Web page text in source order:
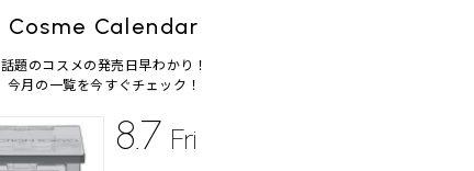
Cosme Calendar
話題のコスメの発売日早わかり！
今月の一覧を今すぐチェック！
8.7 Fri